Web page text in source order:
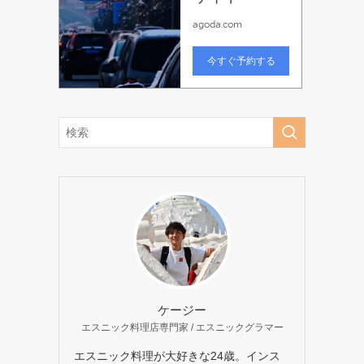
ケージー
エスニック料理店専門家 / エスニックグラマー
エスニック料理が大好きな24歳。インス